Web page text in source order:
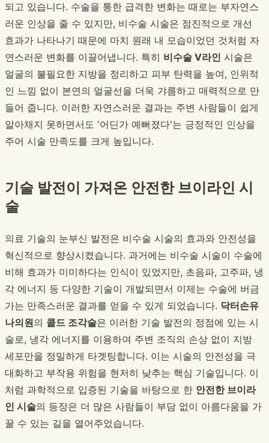
되고 있습니다. 수술을 통한 급격한 변화는 때로는 부자연스
러운 인상을 줄 수 있지만, 비수술 시술은 점진적으로 개선
효과가 나타나기 때문에 마치 원래 내 모습이었던 것처럼 자
연스러운 변화를 이끌어냅니다. 특히 비수술 V라인 시술은
얼굴의 불필요한 지방을 정리하고 피부 탄력을 높여, 인위적
인 느낌 없이 본연의 얼굴선을 더욱 갸름하고 매력적으로 만
들어 줍니다. 이러한 자연스러운 결과는 주변 사람들이 쉽게
알아채지 못하면서도 '어딘가 예뻐졌다'는 긍정적인 인상을
주어 시술 만족도를 크게 높입니다.
기술 발전이 가져온 안전한 브이라인 시
술
의료 기술의 눈부신 발전은 비수술 시술의 효과와 안전성을
혁신적으로 향상시켰습니다. 과거에는 비수술 시술이 수술에
비해 효과가 미미하다는 인식이 있었지만, 초음파, 고주파, 냉
각 에너지 등 다양한 기술이 개발되면서 이제는 수술에 버금
가는 만족스러운 결과를 얻을 수 있게 되었습니다. 닥터손유
나의원의 콜드 조각술은 이러한 기술 발전의 정점에 있는 시
술로, 냉각 에너지를 이용하여 주변 조직의 손상 없이 지방
세포만을 정밀하게 타겟팅합니다. 이는 시술의 안전성을 극
대화하고 부작용 위험을 현저히 낮추는 핵심 기술입니다. 이
처럼 과학적으로 입증된 기술을 바탕으로 한 안전한 브이라
인 시술의 등장은 더 많은 사람들이 부담 없이 아름다움을 가
꿀 수 있는 길을 열어주었습니다.